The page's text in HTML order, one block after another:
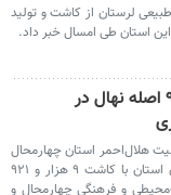
لرستان از کاشت و تولید
کاشت ۹ هزار و ۹۲۱ اصله نهال در
هلال‌احمر استان چهارمحال
و بختیاری گفت: جوانان استان با کاشت ۹ هزار و ۹۲۱
و فرهنگی چهارمحال و